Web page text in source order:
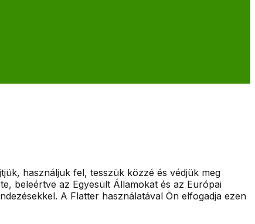
használjuk fel, tesszük közzé és védjük meg
beleértve az Egyesült Államokat és az Európai
A Flatter használatával Ön elfogadja ezen